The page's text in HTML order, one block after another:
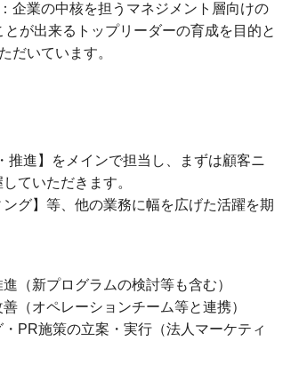
：企業の中核を担うマネジメント層向けの
が出来るトップリーダーの育成を目的と
だいています。
推進】をメインで担当し、まずは顧客ニ
ていただきます。
グ】等、他の業務に幅を広げた活躍を期
（新プログラムの検討等も含む）
（オペレーションチーム等と連携）
PR施策の立案・実行（法人マーケティ